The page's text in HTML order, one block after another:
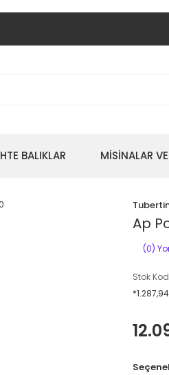
BALIKLAR MİSİNALAR
Ap
(0)
Stok